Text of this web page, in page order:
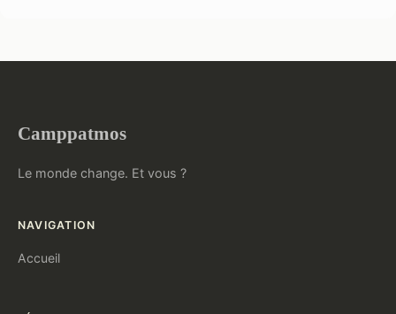
Camppatmos
Le monde change. Et vous ?
NAVIGATION
Accueil